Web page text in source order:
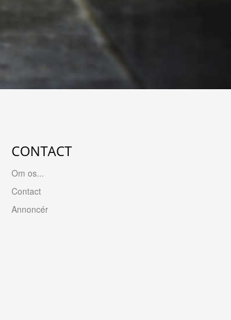
CONTACT
Om os...
Contact
Annoncér